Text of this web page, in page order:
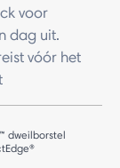
voor
dag uit.
vóór het
dweilborstel